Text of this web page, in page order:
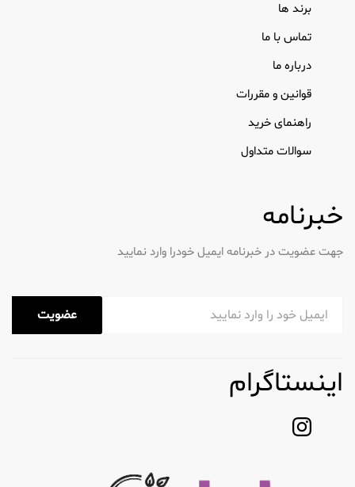
برند ها
تماس با ما
درباره ما
قوانین و مقررات
راهنمای خرید
سوالات متداول
خبرنامه
جهت عضویت در خبرنامه ایمیل خودرا وارد نمایید
عضویت
اینستاگرام